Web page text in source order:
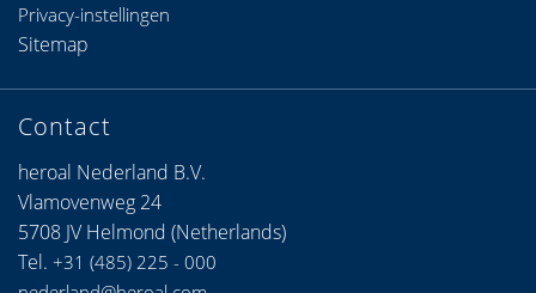
Contact
heroal Nederland B.V.
Vlamovenweg 24
5708 JV Helmond (Netherlands)
Tel. +31 (485) 225 - 000
Privacy-instellingen
Sitemap